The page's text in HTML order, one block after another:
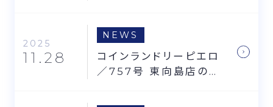
2025
11.28
NEWS
コインランドリーピエロ
／757号 東向島店のお